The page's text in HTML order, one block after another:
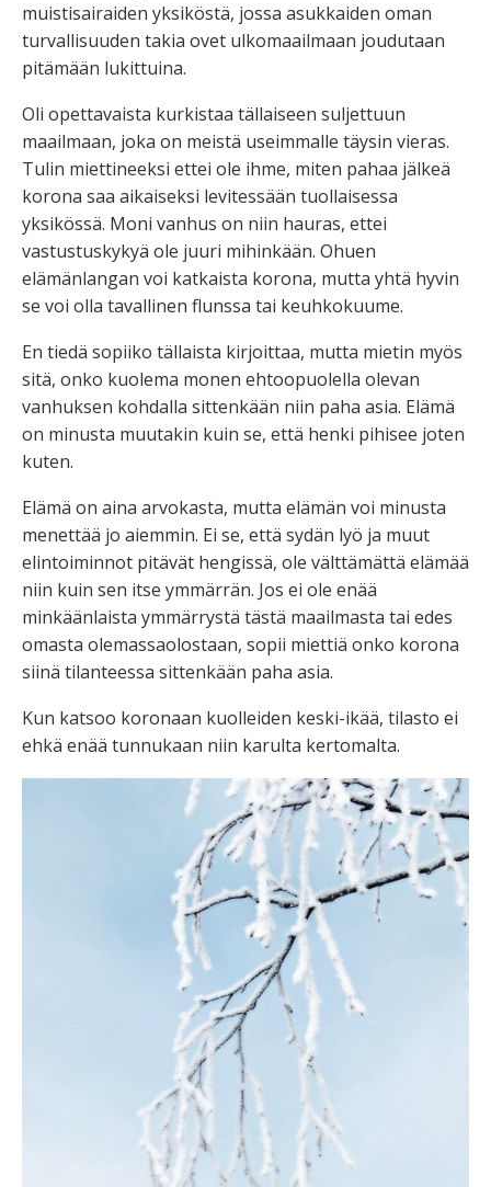
muistisairaiden yksiköstä, jossa asukkaiden oman
turvallisuuden takia ovet ulkomaailmaan joudutaan
pitämään lukittuina.
Oli opettavaista kurkistaa tällaiseen suljettuun
maailmaan, joka on meistä useimmalle täysin vieras.
Tulin miettineeksi ettei ole ihme, miten pahaa jälkeä
korona saa aikaiseksi levitessään tuollaisessa
yksikössä. Moni vanhus on niin hauras, ettei
vastustuskykyä ole juuri mihinkään. Ohuen
elämänlangan voi katkaista korona, mutta yhtä hyvin
se voi olla tavallinen flunssa tai keuhkokuume.
En tiedä sopiiko tällaista kirjoittaa, mutta mietin myös
sitä, onko kuolema monen ehtoopuolella olevan
vanhuksen kohdalla sittenkään niin paha asia. Elämä
on minusta muutakin kuin se, että henki pihisee joten
kuten.
Elämä on aina arvokasta, mutta elämän voi minusta
menettää jo aiemmin. Ei se, että sydän lyö ja muut
elintoiminnot pitävät hengissä, ole välttämättä elämää
niin kuin sen itse ymmärrän. Jos ei ole enää
minkäänlaista ymmärrystä tästä maailmasta tai edes
omasta olemassaolostaan, sopii miettiä onko korona
siinä tilanteessa sittenkään paha asia.
Kun katsoo koronaan kuolleiden keski-ikää, tilasto ei
ehkä enää tunnukaan niin karulta kertomalta.